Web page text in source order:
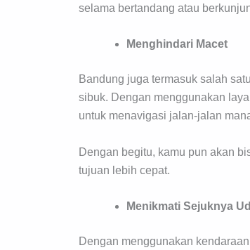
selama bertandang atau
Menghindari Macet
Bandung juga termasuk salah
sibuk. Dengan menggunakan
untuk menavigasi jalan-jalan
Dengan begitu, kamu pun akan
tujuan lebih cepat.
Menikmati Sejuknya
Dengan menggunakan